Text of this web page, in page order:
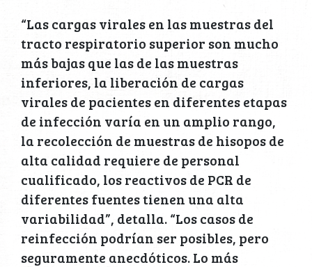
“Las cargas virales en las muestras del
tracto respiratorio superior son mucho
más bajas que las de las muestras
inferiores, la liberación de cargas
virales de pacientes en diferentes etapas
de infección varía en un amplio rango,
la recolección de muestras de hisopos de
alta calidad requiere de personal
cualificado, los reactivos de PCR de
diferentes fuentes tienen una alta
variabilidad”, detalla. “Los casos de
reinfección podrían ser posibles, pero
seguramente anecdóticos. Lo más